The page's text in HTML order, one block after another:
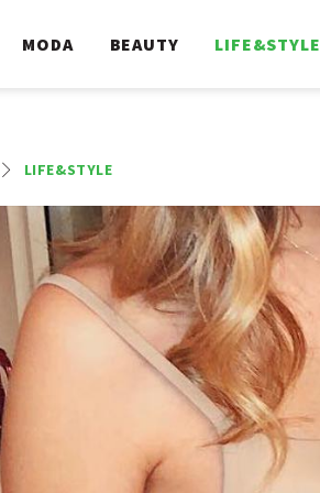
MODA BEAUTY LIFE&STYLE
LIFE&STYLE